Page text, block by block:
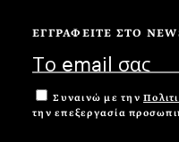
ΕΓΓΡΑΦΕΙΤΕ ΣΤΟ
Συναινώ με την
την επεξεργασία